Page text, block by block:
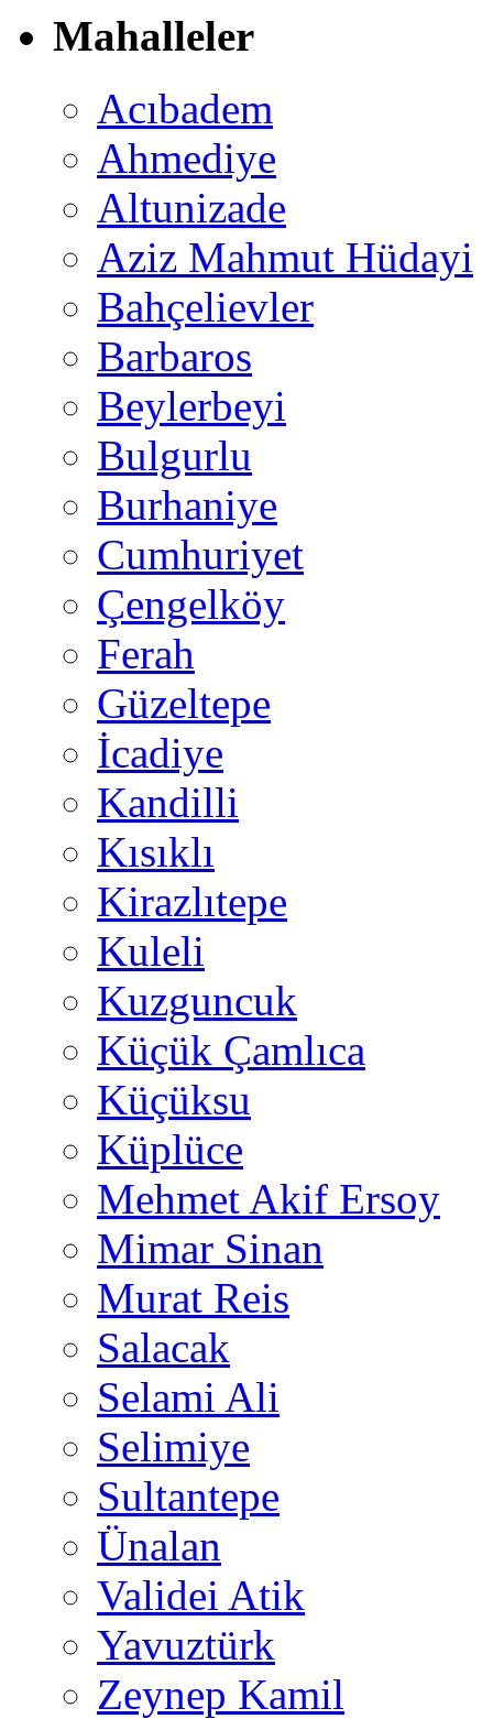
Mahalleler
Acıbadem
Ahmediye
Altunizade
Aziz Mahmut Hüdayi
Bahçelievler
Barbaros
Beylerbeyi
Bulgurlu
Burhaniye
Cumhuriyet
Çengelköy
Ferah
Güzeltepe
İcadiye
Kandilli
Kısıklı
Kirazlıtepe
Kuleli
Kuzguncuk
Küçük Çamlıca
Küçüksu
Küplüce
Mehmet Akif Ersoy
Mimar Sinan
Murat Reis
Salacak
Selami Ali
Selimiye
Sultantepe
Ünalan
Validei Atik
Yavuztürk
Zeynep Kamil